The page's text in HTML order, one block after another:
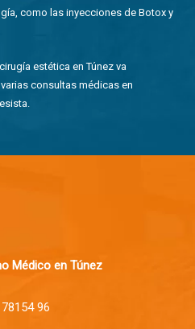
como las inyecciones de Botox y
estética en Túnez va
consultas médicas en
Médico en Túnez
96